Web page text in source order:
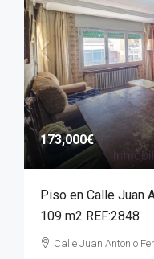
173,000€
Piso en Calle Juan
109 m2 REF:2848
Calle Juan Antonio